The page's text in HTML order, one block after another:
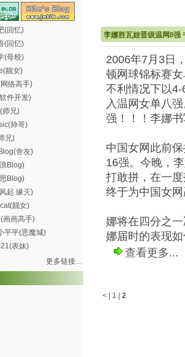
李娜胜瓦娃晋级温网8强
2006年7月3日
顿网球锦标赛
不利情况下以
入温网女单八
强！！！李娜
中国女网此前
16强。今晚，
打敢拼，在一
终于为中国女
娜将在四分之
娜届时的表现
查看更多...
< 1 2
(回忆)
(回忆)
(母校)
靓女)
络高手)
件开发)
师兄)
帅哥)
兄)
舍友)
Blog)
Blog)
起 缘灭)
靓女)
画画高手)
平平(恶魔城)
表妹)
更多链接…